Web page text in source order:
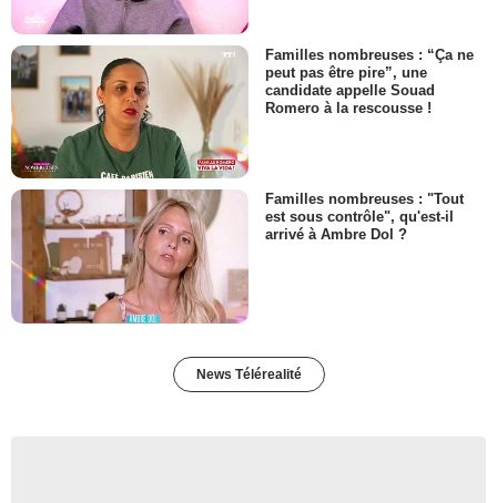
Familles nombreuses : “Ça ne
peut pas être pire”, une
candidate appelle Souad
Romero à la rescousse !
Familles nombreuses : "Tout
est sous contrôle", qu'est-il
arrivé à Ambre Dol ?
News Télérealité